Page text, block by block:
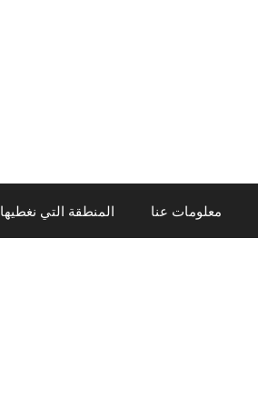
معلومات عنا المنطقة التي نغطيها